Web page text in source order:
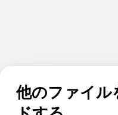
他のファイル